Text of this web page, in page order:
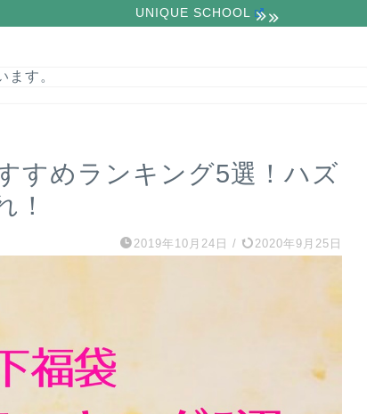
UNIQUE SCHOOL
す。
すめランキング5選！ハズ
！
2019年10月24日 / 2020年9月25日